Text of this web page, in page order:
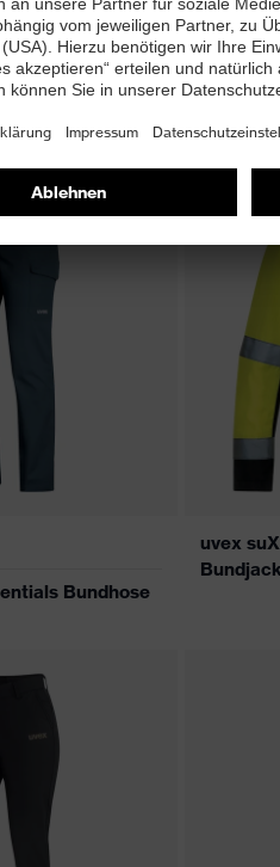
Mantel
5
uvex
Herren
Bundhose
uvex